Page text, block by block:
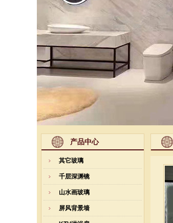
产品中心
其它玻璃
千层深渊镜
山水画玻璃
屏风背景墙